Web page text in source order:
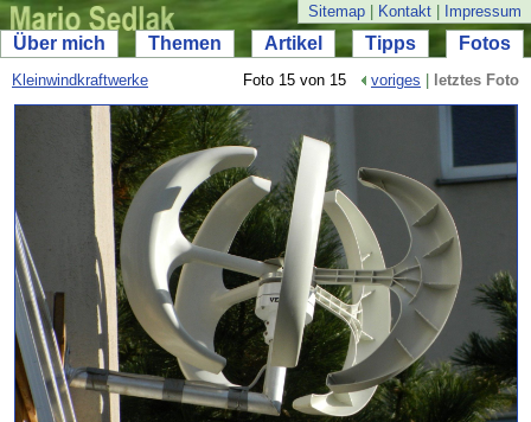
Sitemap Kontakt Impressum
Über mich Themen Artikel Tipps Fotos
Kleinwindkraftwerke Foto 15 von 15 voriges letztes Foto